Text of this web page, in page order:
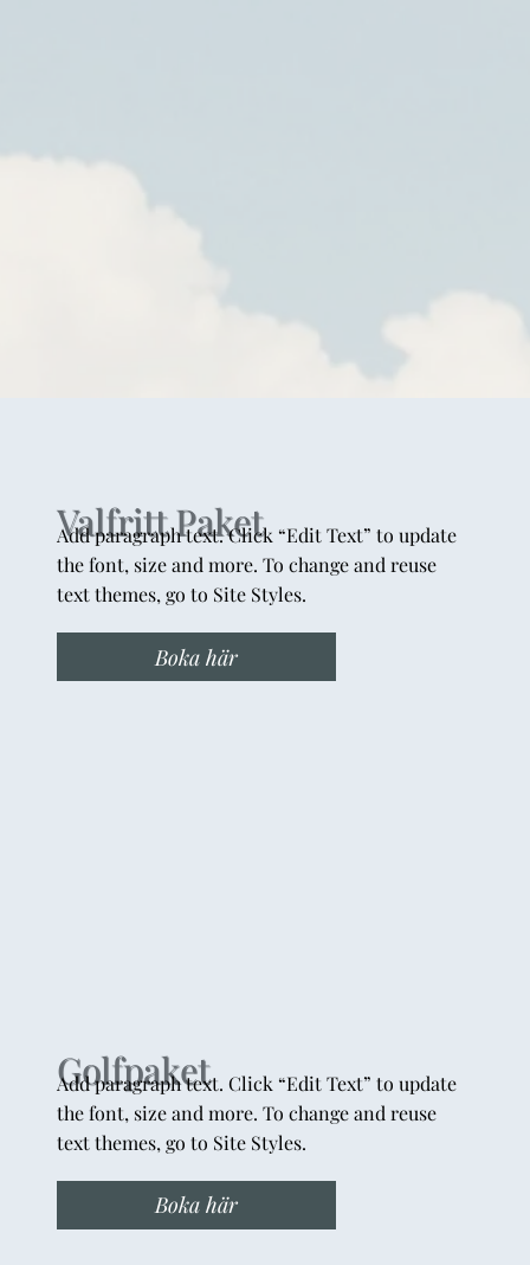
Valfritt Paket
Add paragraph text. Click “Edit Text” to update
the font, size and more. To change and reuse
text themes, go to Site Styles.
Boka här
Golfpaket
Add paragraph text. Click “Edit Text” to update
the font, size and more. To change and reuse
text themes, go to Site Styles.
Boka här